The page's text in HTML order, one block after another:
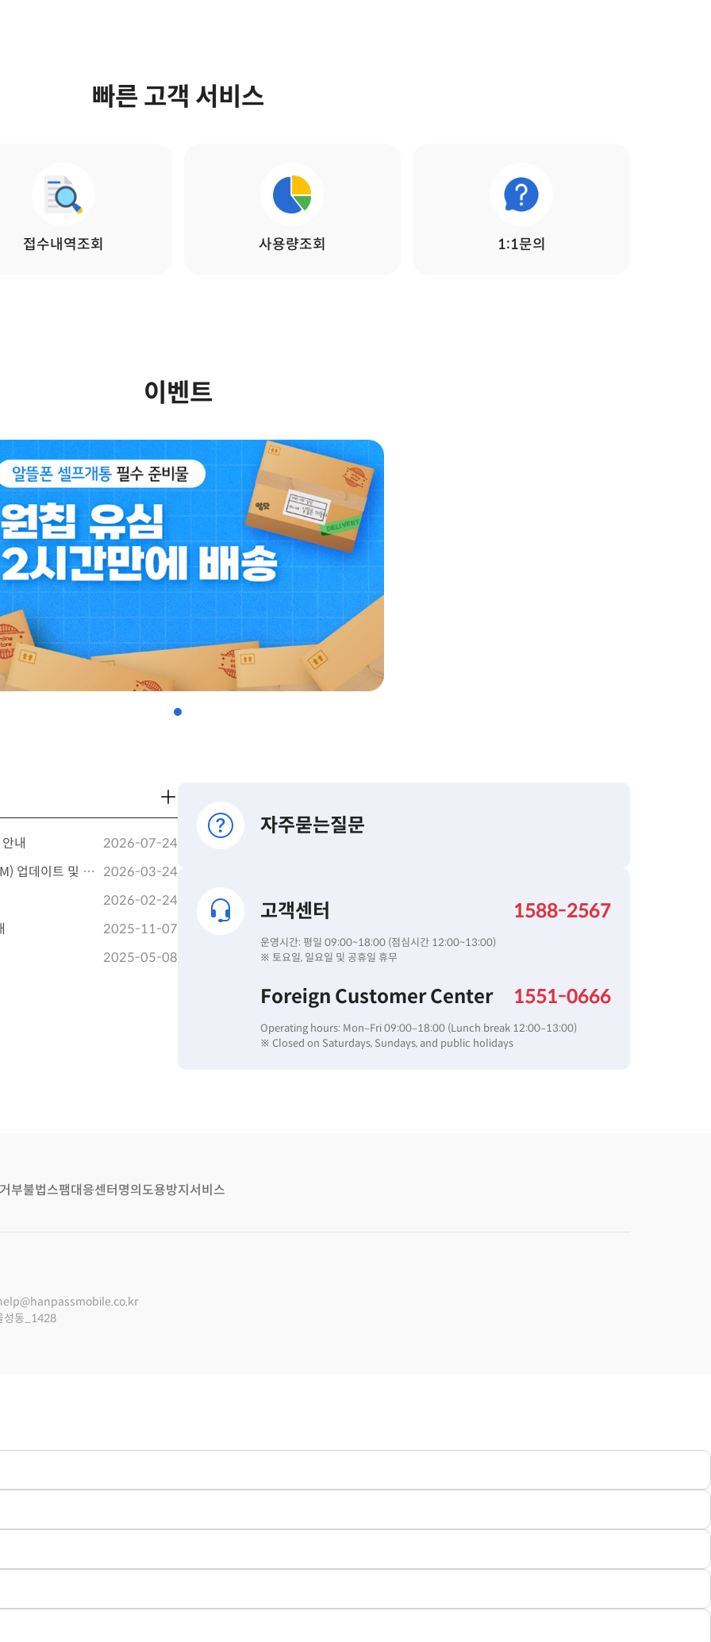
빠른 고객 서비스
접수내역조회 사용량조회 1:1문의
이벤트
더보기
내
2026-07-24
더 안전한 통신서비스 제공을 위한 전 고객 유심(USIM) 업데이트 및 무료 교체 안내
2026-03-24
2026-02-24
2025-11-07
2025-05-08
자주묻는질문
고객센터 1588-2567
운영시간: 평일 09:00~18:00 (점심시간 12:00~13:00)
※ 토요일, 일요일 및 공휴일 휴무
Foreign Customer Center 1551-0666
Operating hours: Mon–Fri 09:00–18:00 (Lunch break 12:00–13:00)
※ Closed on Saturdays, Sundays, and public holidays
부불법스팸대응센터 명의도용방지서비스
성동_1428